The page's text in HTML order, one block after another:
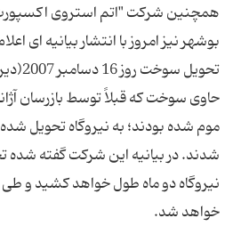
همچنین شرکت "اتم استروی
بوشهر نیز امروز با انتشار بیانیه ای
تحویل
حاوی سوخت که قبلاً توسط بازرسان
موم شده بودند؛ به نیروگاه تحویل شده
شدند. در بیانیه این شرکت گفته
نیروگاه دو ماه طول خواهد کشید و
خواهد شد.